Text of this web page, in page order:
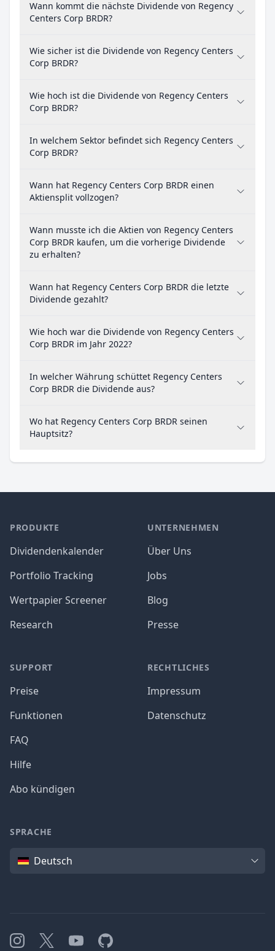
Wann kommt die nächste Dividende von Regency
Centers Corp BRDR?
Wie sicher ist die Dividende von Regency Centers
Corp BRDR?
Wie hoch ist die Dividende von Regency Centers
Corp BRDR?
In welchem Sektor befindet sich Regency Centers
Corp BRDR?
Wann hat Regency Centers Corp BRDR einen
Aktiensplit vollzogen?
Wann musste ich die Aktien von Regency Centers
Corp BRDR kaufen, um die vorherige Dividende
zu erhalten?
Wann hat Regency Centers Corp BRDR die letzte
Dividende gezahlt?
Wie hoch war die Dividende von Regency Centers
Corp BRDR im Jahr 2022?
In welcher Währung schüttet Regency Centers
Corp BRDR die Dividende aus?
Wo hat Regency Centers Corp BRDR seinen
Hauptsitz?
PRODUKTE
Dividendenkalender
Portfolio Tracking
Wertpapier Screener
Research
SUPPORT
Preise
Funktionen
FAQ
Hilfe
Abo kündigen
UNTERNEHMEN
Über Uns
Jobs
Blog
Presse
RECHTLICHES
Impressum
Datenschutz
SPRACHE
SpracheDeutsch
Instagram
X YouTubeGitHub